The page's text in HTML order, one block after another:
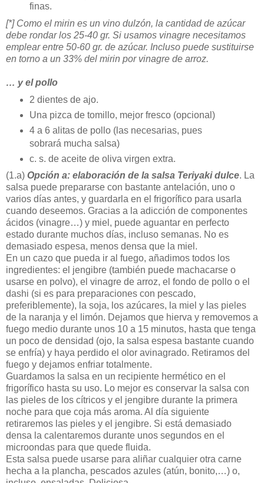
finas.
[*] Como el mirin es un vino dulzón, la cantidad de azúcar
debe rondar los 25-40 gr. Si usamos vinagre necesitamos
emplear entre 50-60 gr. de azúcar. Incluso puede sustituirse
en torno a un 33% del mirin por vinagre de arroz.
… y el pollo
2 dientes de ajo.
Una pizca de tomillo, mejor fresco (opcional)
4 a 6 alitas de pollo (las necesarias, pues
sobrará mucha salsa)
c. s. de aceite de oliva virgen extra.
(1.a) Opción a: elaboración de la salsa Teriyaki dulce. La
salsa puede prepararse con bastante antelación, uno o
varios días antes, y guardarla en el frigorífico para usarla
cuando deseemos. Gracias a la adicción de componentes
ácidos (vinagre…) y miel, puede aguantar en perfecto
estado durante muchos días, incluso semanas. No es
demasiado espesa, menos densa que la miel.
En un cazo que pueda ir al fuego, añadimos todos los
ingredientes: el jengibre (también puede machacarse o
usarse en polvo), el vinagre de arroz, el fondo de pollo o el
dashi (si es para preparaciones con pescado,
preferiblemente), la soja, los azúcares, la miel y las pieles
de la naranja y el limón. Dejamos que hierva y removemos a
fuego medio durante unos 10 a 15 minutos, hasta que tenga
un poco de densidad (ojo, la salsa espesa bastante cuando
se enfría) y haya perdido el olor avinagrado. Retiramos del
fuego y dejamos enfriar totalmente.
Guardamos la salsa en un recipiente hermético en el
frigorífico hasta su uso. Lo mejor es conservar la salsa con
las pieles de los cítricos y el jengibre durante la primera
noche para que coja más aroma. Al día siguiente
retiraremos las pieles y el jengibre. Si está demasiado
densa la calentaremos durante unos segundos en el
microondas para que quede fluida.
Esta salsa puede usarse para aliñar cualquier otra carne
hecha a la plancha, pescados azules (atún, bonito,…) o,